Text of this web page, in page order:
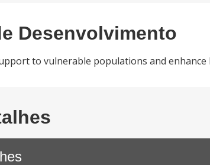
Desenvolvimento
to vulnerable populations and